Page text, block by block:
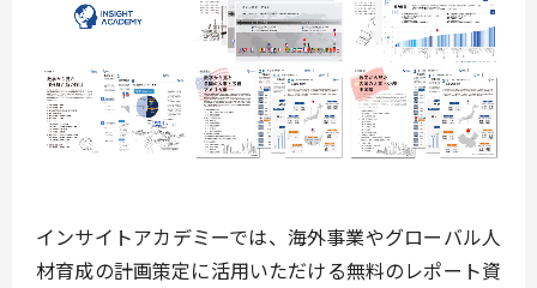
インサイトアカデミーでは、海外事業やグローバル人
材育成の計画策定に活用いただける無料のレポート資